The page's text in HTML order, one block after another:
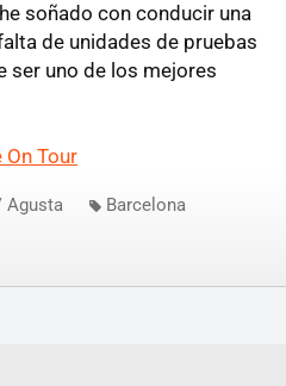
soñado con conducir una
de unidades de pruebas
ser uno de los mejores
On Tour
Agusta Barcelona